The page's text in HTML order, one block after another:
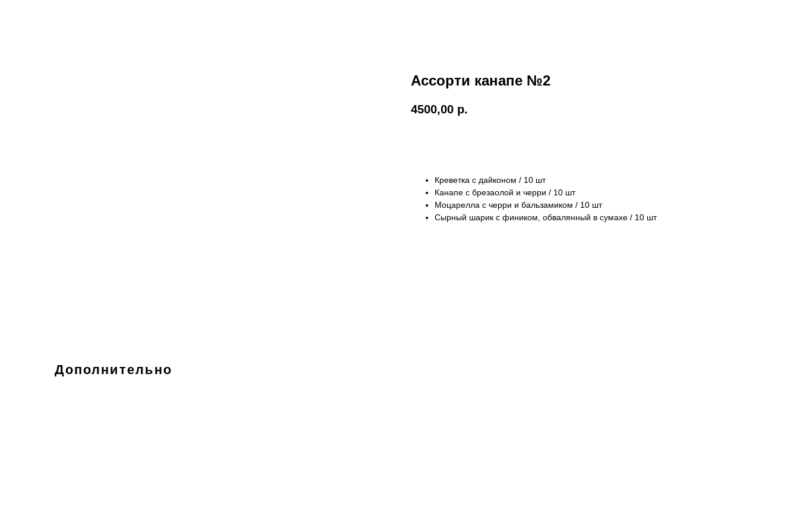
Ассорти канапе №2
4500,00 р.
Креветка с дайконом / 10 шт
Канапе с брезаолой и черри / 10 шт
Моцарелла с черри и бальзамиком / 10 шт
Сырный шарик с фиником, обвалянный в сумахе / 10 шт
Дополнительно